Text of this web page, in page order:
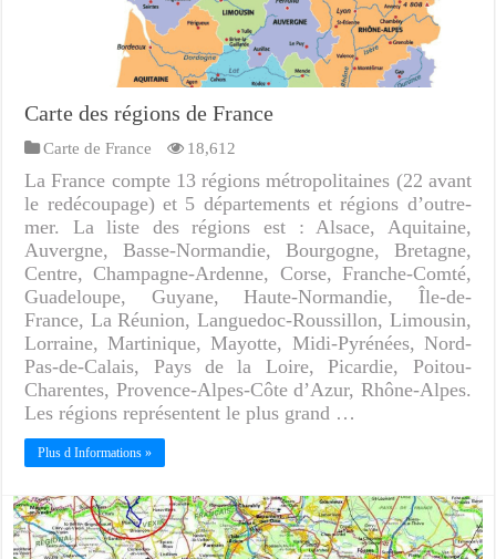
Carte des régions de France
Carte de France 18,612
La France compte 13 régions métropolitaines (22 avant
le redécoupage) et 5 départements et régions d’outre-
mer. La liste des régions est : Alsace, Aquitaine,
Auvergne, Basse-Normandie, Bourgogne, Bretagne,
Centre, Champagne-Ardenne, Corse, Franche-Comté,
Guadeloupe, Guyane, Haute-Normandie, Île-de-
France, La Réunion, Languedoc-Roussillon, Limousin,
Lorraine, Martinique, Mayotte, Midi-Pyrénées, Nord-
Pas-de-Calais, Pays de la Loire, Picardie, Poitou-
Charentes, Provence-Alpes-Côte d’Azur, Rhône-Alpes.
Les régions représentent le plus grand …
Plus d Informations »